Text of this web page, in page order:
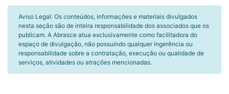
Aviso Legal: Os conteúdos, informações e materiais divulgados
nesta seção são de inteira responsabilidade dos associados que os
publicam. A Abrasce atua exclusivamente como facilitadora do
espaço de divulgação, não possuindo qualquer ingerência ou
responsabilidade sobre a contratação, execução ou qualidade de
serviços, atividades ou atrações mencionadas.